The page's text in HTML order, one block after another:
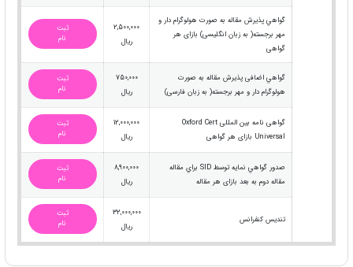
گواهي پذیرش مقاله به صورت هولوگرام دار و
مهر برجسته( به زبان انگلیسی) بازای هر
گواهی
2,500,000
ریال
ثبت
نام
گواهي اضافی پذیرش مقاله به صورت
هولوگرام دار و مهر برجسته( به زبان فارسی)
750,000
ریال
ثبت
نام
گواهی نامه بین المللی Oxford Cert
Universal بازای هر گواهی
12,000,000
ریال
ثبت
نام
صدور گواهي نمايه توسط SID براي مقاله
مقاله دوم به بعد بازای هر مقاله
8,900,000
ریال
ثبت
نام
تندیس کنفرانس
32,000,000
ریال
ثبت
نام